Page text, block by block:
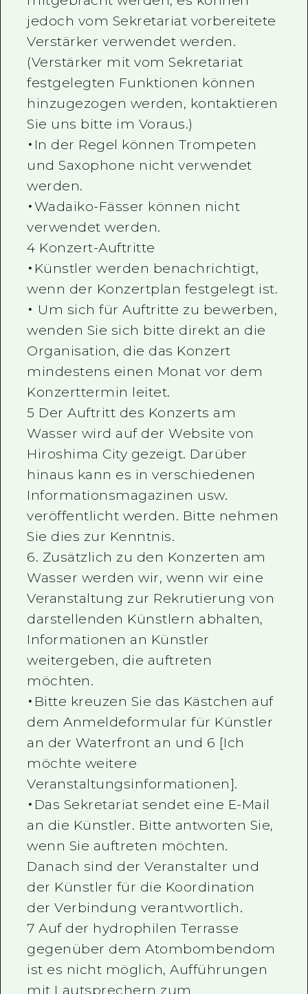
jedoch vom Sekretariat vorbereitete
Verstärker verwendet werden.
(Verstärker mit vom Sekretariat
festgelegten Funktionen können
hinzugezogen werden, kontaktieren
Sie uns bitte im Voraus.)
・In der Regel können Trompeten
und Saxophone nicht verwendet
werden.
・Wadaiko-Fässer können nicht
verwendet werden.
4 Konzert-Auftritte
・Künstler werden benachrichtigt,
wenn der Konzertplan festgelegt ist.
・ Um sich für Auftritte zu bewerben,
wenden Sie sich bitte direkt an die
Organisation, die das Konzert
mindestens einen Monat vor dem
Konzerttermin leitet.
5 Der Auftritt des Konzerts am
Wasser wird auf der Website von
Hiroshima City gezeigt. Darüber
hinaus kann es in verschiedenen
Informationsmagazinen usw.
veröffentlicht werden. Bitte nehmen
Sie dies zur Kenntnis.
6. Zusätzlich zu den Konzerten am
Wasser werden wir, wenn wir eine
Veranstaltung zur Rekrutierung von
darstellenden Künstlern abhalten,
Informationen an Künstler
weitergeben, die auftreten
möchten.
・Bitte kreuzen Sie das Kästchen auf
dem Anmeldeformular für Künstler
an der Waterfront an und 6 [Ich
möchte weitere
Veranstaltungsinformationen].
・Das Sekretariat sendet eine E-Mail
an die Künstler. Bitte antworten Sie,
wenn Sie auftreten möchten.
Danach sind der Veranstalter und
der Künstler für die Koordination
der Verbindung verantwortlich.
7 Auf der hydrophilen Terrasse
gegenüber dem Atombombendom
ist es nicht möglich, Aufführungen
mit Lautsprechern zum